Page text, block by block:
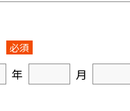
必須
年 月